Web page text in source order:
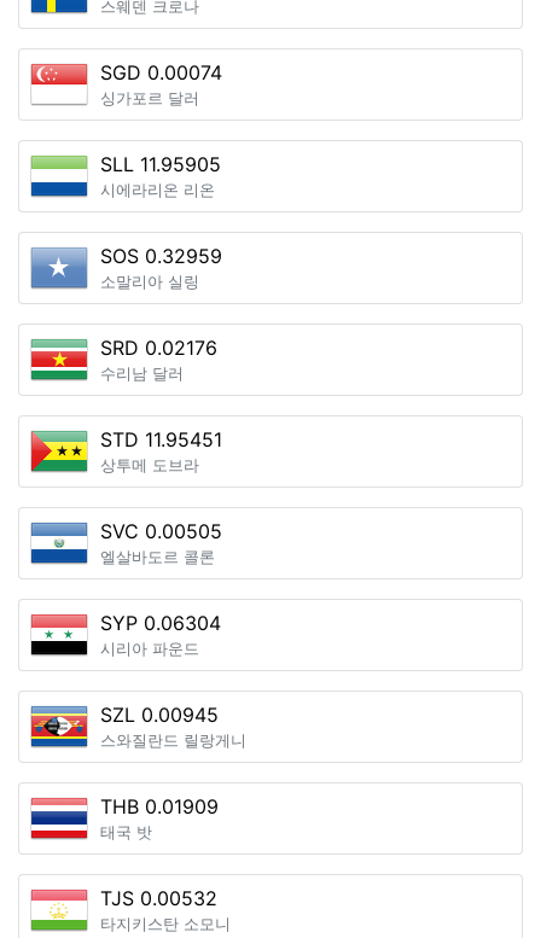
스웨덴 크로나
SGD 0.00074
싱가포르 달러
SLL 11.95905
시에라리온 리온
SOS 0.32959
소말리아 실링
SRD 0.02176
수리남 달러
STD 11.95451
상투메 도브라
SVC 0.00505
엘살바도르 콜론
SYP 0.06304
시리아 파운드
SZL 0.00945
스와질란드 릴랑게니
THB 0.01909
태국 밧
TJS 0.00532
타지키스탄 소모니